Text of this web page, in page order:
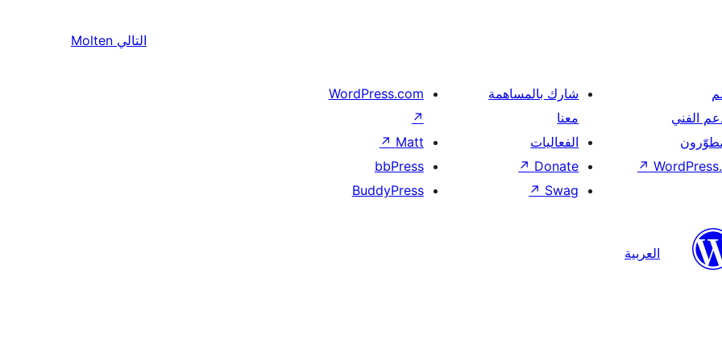
التالي Molten
الفني
↗
شارك بالمساهمة
معنا
الفعاليات
Donate
↗
Swag
↗
WordPress.com
↗
Matt
↗
bbPress
BuddyPress
العربية